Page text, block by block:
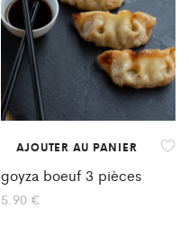
AJOUTER AU PANIER
goyza boeuf 3 pièces
5.90 €